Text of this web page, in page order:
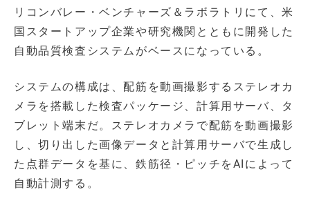
リコンバレー・ベンチャーズ＆ラボラトリにて、米
国スタートアップ企業や研究機関とともに開発した
自動品質検査システムがベースになっている。
システムの構成は、配筋を動画撮影するステレオカ
メラを搭載した検査パッケージ、計算用サーバ、タ
ブレット端末だ。ステレオカメラで配筋を動画撮影
し、切り出した画像データと計算用サーバで生成し
た点群データを基に、鉄筋径・ピッチをAIによって
自動計測する。